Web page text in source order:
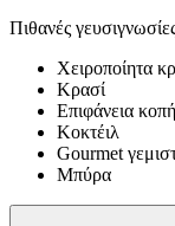
Πιθανές
Χειροποίητα
Κρασί
Επιφάνεια
Κοκτέιλ
Gourmet
Μπύρα